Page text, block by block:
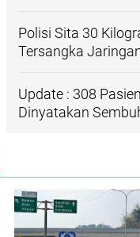
Polisi Sita 30
Tersangka
Update : 308
Dinyatakan